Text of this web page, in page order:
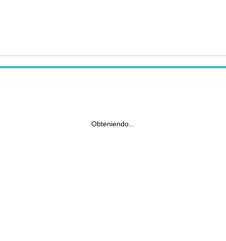
Obteniendo...